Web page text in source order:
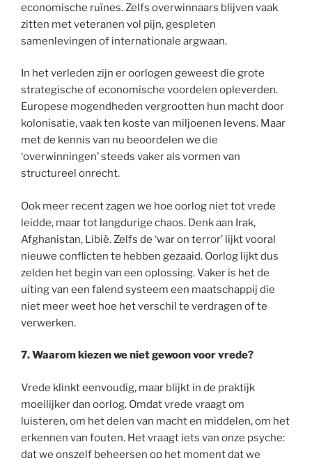
economische ruïnes. Zelfs overwinnaars blijven vaak
zitten met veteranen vol pijn, gespleten
samenlevingen of internationale argwaan.
In het verleden zijn er oorlogen geweest die grote
strategische of economische voordelen opleverden.
Europese mogendheden vergrootten hun macht door
kolonisatie, vaak ten koste van miljoenen levens. Maar
met de kennis van nu beoordelen we die
‘overwinningen’ steeds vaker als vormen van
structureel onrecht.
Ook meer recent zagen we hoe oorlog niet tot vrede
leidde, maar tot langdurige chaos. Denk aan Irak,
Afghanistan, Libië. Zelfs de ‘war on terror’ lijkt vooral
nieuwe conflicten te hebben gezaaid. Oorlog lijkt dus
zelden het begin van een oplossing. Vaker is het de
uiting van een falend systeem een maatschappij die
niet meer weet hoe het verschil te verdragen of te
verwerken.
7.Waarom kiezen we niet gewoon voor vrede?
Vrede klinkt eenvoudig, maar blijkt in de praktijk
moeilijker dan oorlog. Omdat vrede vraagt om
luisteren, om het delen van macht en middelen, om het
erkennen van fouten. Het vraagt iets van onze psyche:
dat we onszelf beheersen op het moment dat we